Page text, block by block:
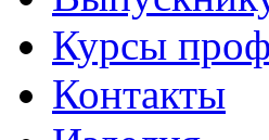
Курсы
Контакты